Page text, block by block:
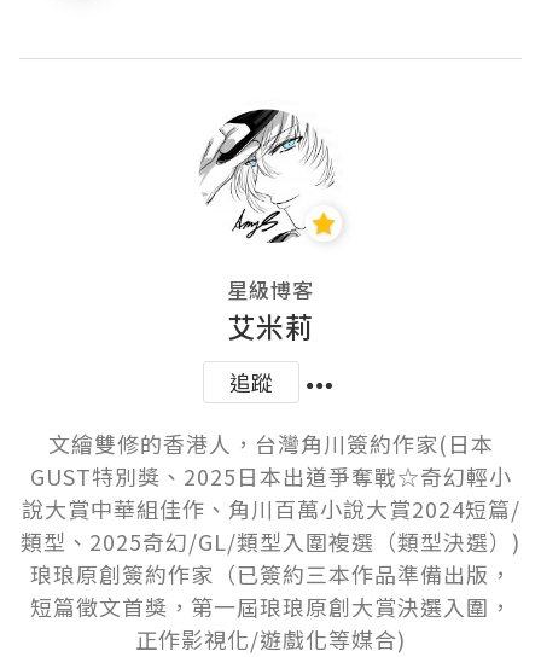
星級博客
艾米莉
追蹤
文繪雙修的香港人，台灣角川簽約作家(日本
GUST特別獎、2025日本出道爭奪戰☆奇幻輕小
說大賞中華組佳作、角川百萬小說大賞2024短篇/
類型、2025奇幻/GL/類型入圍複選（類型決選）)
琅琅原創簽約作家（已簽約三本作品準備出版，
短篇徵文首獎，第一屆琅琅原創大賞決選入圍，
正作影視化/遊戲化等媒合)